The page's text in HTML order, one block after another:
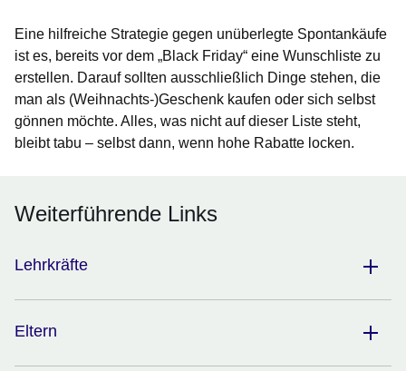
Eine hilfreiche Strategie gegen unüberlegte Spontankäufe
ist es, bereits vor dem „Black Friday“ eine Wunschliste zu
erstellen. Darauf sollten ausschließlich Dinge stehen, die
man als (Weihnachts-)Geschenk kaufen oder sich selbst
gönnen möchte. Alles, was nicht auf dieser Liste steht,
bleibt tabu – selbst dann, wenn hohe Rabatte locken.
Weiterführende Links
Lehrkräfte
Eltern